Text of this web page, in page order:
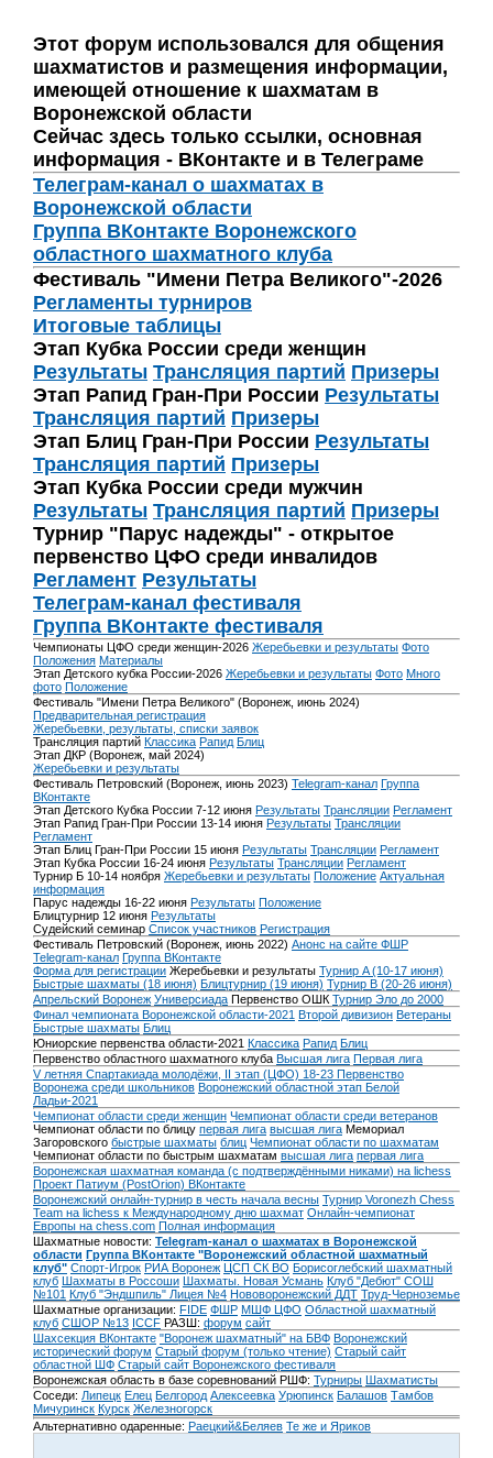
Этот форум использовался для общения
шахматистов и размещения информации,
имеющей отношение к шахматам в
Воронежской области
Сейчас здесь только ссылки, основная
информация - ВКонтакте и в Телеграме
Телеграм-канал о шахматах в
Воронежской области
Группа ВКонтакте Воронежского
областного шахматного клуба
Фестиваль "Имени Петра Великого"-2026
Регламенты турниров
Итоговые таблицы
Этап Кубка России среди женщин
Результаты Трансляция партий Призеры
Этап Рапид Гран-При России Результаты
Трансляция партий Призеры
Этап Блиц Гран-При России Результаты
Трансляция партий Призеры
Этап Кубка России среди мужчин
Результаты Трансляция партий Призеры
Турнир "Парус надежды" - открытое
первенство ЦФО среди инвалидов
Регламент Результаты
Телеграм-канал фестиваля
Группа ВКонтакте фестиваля
Чемпионаты ЦФО среди женщин-2026 Жеребьевки и результаты Фото
Положения Материалы
Этап Детского кубка России-2026 Жеребьевки и результаты Фото Много
фото Положение
Фестиваль "Имени Петра Великого" (Воронеж, июнь 2024)
Предварительная регистрация
Жеребьевки, результаты, списки заявок
Трансляция партий Классика Рапид Блиц
Этап ДКР (Воронеж, май 2024)
Жеребьевки и результаты
Фестиваль Петровский (Воронеж, июнь 2023) Telegram-канал Группа
ВКонтакте
Этап Детского Кубка России 7-12 июня Результаты Трансляции Регламент
Этап Рапид Гран-При России 13-14 июня Результаты Трансляции
Регламент
Этап Блиц Гран-При России 15 июня Результаты Трансляции Регламент
Этап Кубка России 16-24 июня Результаты Трансляции Регламент
Турнир Б 10-14 ноября Жеребьевки и результаты Положение Актуальная
информация
Парус надежды 16-22 июня Результаты Положение
Блицтурнир 12 июня Результаты
Судейский семинар Список участников Регистрация
Фестиваль Петровский (Воронеж, июнь 2022) Анонс на сайте ФШР
Telegram-канал Группа ВКонтакте
Форма для регистрации Жеребьевки и результаты Турнир A (10-17 июня)
Быстрые шахматы (18 июня) Блицтурнир (19 июня) Турнир B (20-26 июня)
Апрельский Воронеж Универсиада Первенство ОШК Турнир Эло до 2000
Финал чемпионата Воронежской области-2021 Второй дивизион Ветераны
Быстрые шахматы Блиц
Юниорские первенства области-2021 Классика Рапид Блиц
Первенство областного шахматного клуба Высшая лига Первая лига
V летняя Спартакиада молодёжи, II этап (ЦФО) 18-23 Первенство
Воронежа среди школьников Воронежский областной этап Белой
Ладьи-2021
Чемпионат области среди женщин Чемпионат области среди ветеранов
Чемпионат области по блицу первая лига высшая лига Мемориал
Загоровского быстрые шахматы блиц Чемпионат области по шахматам
Чемпионат области по быстрым шахматам высшая лига первая лига
Воронежская шахматная команда (с подтверждёнными никами) на lichess
Проект Патиум (PostOrion) ВКонтакте
Воронежский онлайн-турнир в честь начала весны Турнир Voronezh Chess
Team на lichess к Международному дню шахмат Онлайн-чемпионат
Европы на chess.com Полная информация
Шахматные новости: Telegram-канал о шахматах в Воронежской
области Группа ВКонтакте "Воронежский областной шахматный
клуб" Спорт-Игрок РИА Воронеж ЦСП СК ВО Борисоглебский шахматный
клуб Шахматы в Россоши Шахматы. Новая Усмань Клуб "Дебют" СОШ
№101 Клуб "Эндшпиль" Лицея №4 Нововоронежский ДДТ Труд-Черноземье
Шахматные организации: FIDE ФШР МШФ ЦФО Областной шахматный
клуб СШОР №13 ICCF РАЗШ: форум сайт
Шахсекция ВКонтакте "Воронеж шахматный" на БВФ Воронежский
исторический форум Cтарый форум (только чтение) Старый сайт
областной ШФ Старый сайт Воронежского фестиваля
Воронежская область в базе соревнований РШФ: Турниры Шахматисты
Соседи: Липецк Елец Белгород Алексеевка Урюпинск Балашов Тамбов
Мичуринск Курск Железногорск
Альтернативно одаренные: Раецкий&Беляев Те же и Яриков